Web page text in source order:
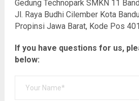
Gedung Technopark SMKN 11
Jl. Raya Budhi Cilember Kota
Propinsi Jawa Barat, Kode Pos
If you have questions for us,
below: